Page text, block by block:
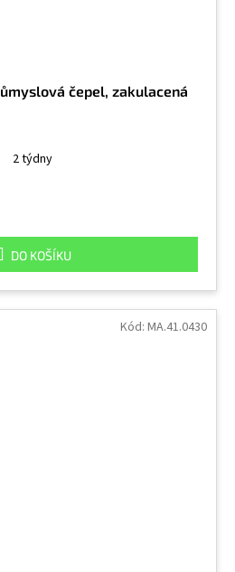
čepel, zakulacená
2 týdny
DO KOŠÍKU
Kód: MA.41.0430